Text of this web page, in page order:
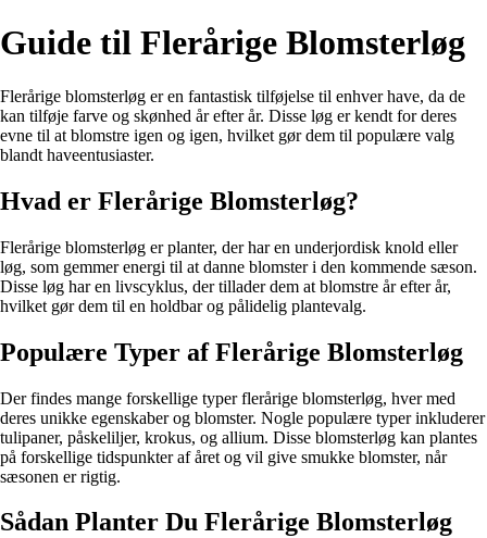
Guide til Flerårige Blomsterløg
Flerårige blomsterløg er en fantastisk tilføjelse til enhver have, da de
kan tilføje farve og skønhed år efter år. Disse løg er kendt for deres
evne til at blomstre igen og igen, hvilket gør dem til populære valg
blandt haveentusiaster.
Hvad er Flerårige Blomsterløg?
Flerårige blomsterløg er planter, der har en underjordisk knold eller
løg, som gemmer energi til at danne blomster i den kommende sæson.
Disse løg har en livscyklus, der tillader dem at blomstre år efter år,
hvilket gør dem til en holdbar og pålidelig plantevalg.
Populære Typer af Flerårige Blomsterløg
Der findes mange forskellige typer flerårige blomsterløg, hver med
deres unikke egenskaber og blomster. Nogle populære typer inkluderer
tulipaner, påskeliljer, krokus, og allium. Disse blomsterløg kan plantes
på forskellige tidspunkter af året og vil give smukke blomster, når
sæsonen er rigtig.
Sådan Planter Du Flerårige Blomsterløg